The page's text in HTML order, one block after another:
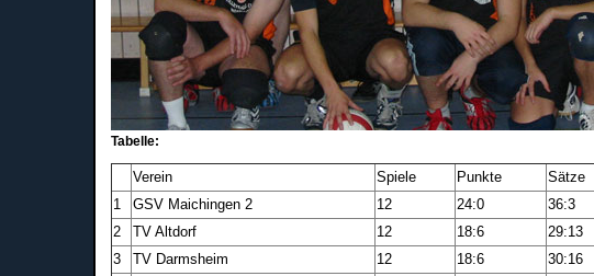
Tabelle:
Verein Spiele Punkte
Sätze
1
GSV Maichingen 2 12 24:0
36:3
2
TV Altdorf 12 18:6
29:13
3
TV Darmsheim 12 18:6
30:16